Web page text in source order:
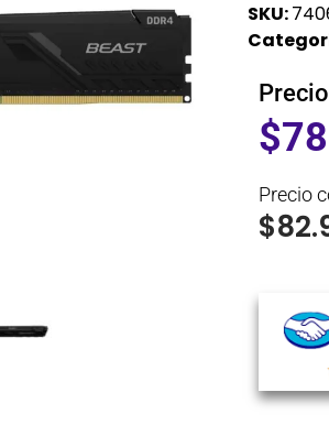
SKU:
$
Precio
$